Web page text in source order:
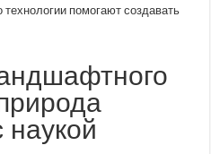
помогают создавать
наукой